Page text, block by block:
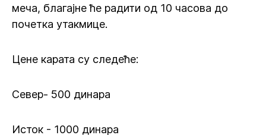
меча, благајне ће радити од 10 часова до
почетка утакмице.
Цене карата су следеће:
Север- 500 динара
Исток - 1000 динара